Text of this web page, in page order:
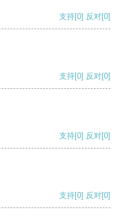
支持[0] 反对[0]
支持[0] 反对[0]
支持[0] 反对[0]
支持[0] 反对[0]